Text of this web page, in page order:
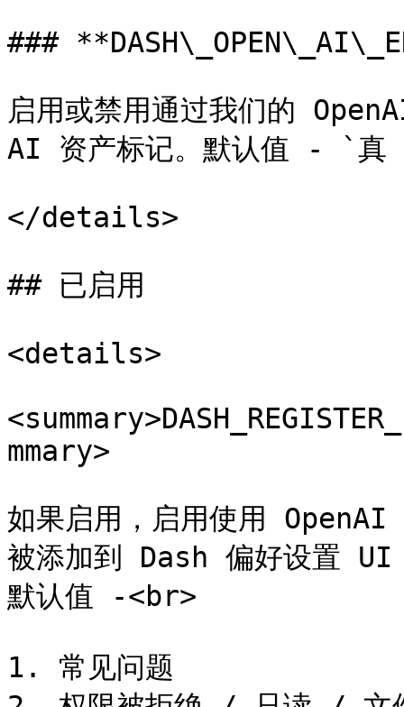
###
启用或禁用通过我们的
AI 资产标记。默认值 - `真
</details>
## 已启用
<details>
mmary>
如果启用，启用使用
被添加到 Dash 偏好设置
默认值 -<br>
1. 常见问题